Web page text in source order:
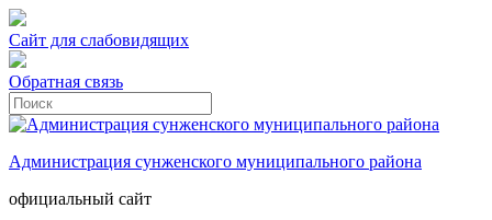
Сайт для слабовидящих
Обратная связь
Администрация сунженского муниципального района
официальный сайт